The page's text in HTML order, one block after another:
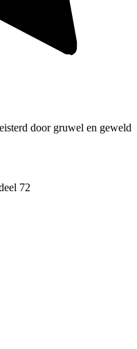
door gruwel en geweld
72